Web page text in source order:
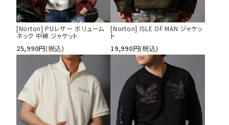
[Norton] PUレザー ボリューム
ネック 中綿 ジャケット
25,990円(税込)
[Norton] ISLE OF MAN ジャケッ
ト
19,990円(税込)